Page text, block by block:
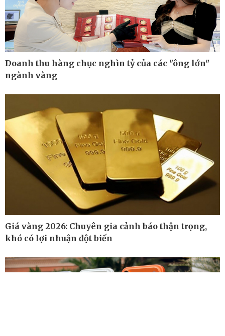
Tin Công nghệ
Trải nghiệm
Chuyển đổi số
Sức khỏe
Dinh dưỡng - món ngon
Cây thuốc
Sản phụ khoa
Làm đẹp - giảm cân
Phòng mạch online
Doanh thu hàng chục nghìn tỷ của các "ông lớn"
ngành vàng
Giá vàng 2026: Chuyên gia cảnh báo thận trọng,
khó có lợi nhuận đột biến